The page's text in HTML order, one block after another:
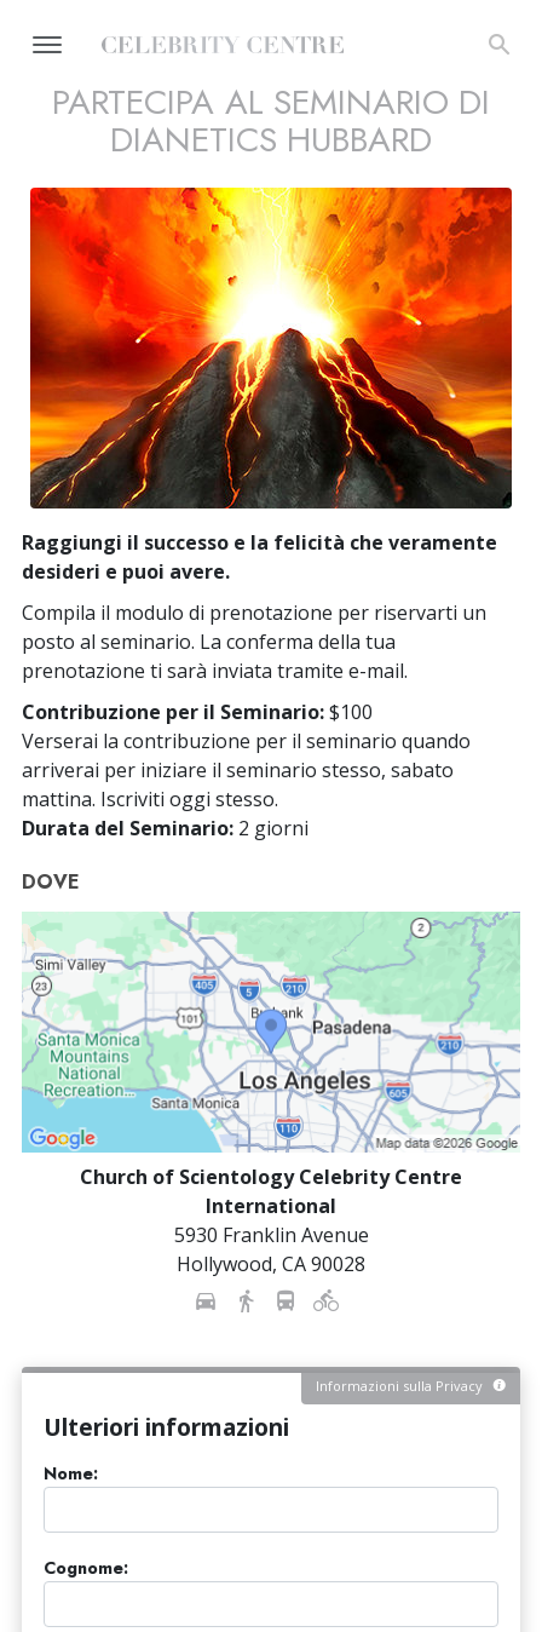
PARTECIPA AL SEMINARIO DI
DIANETICS HUBBARD
Raggiungi il successo e la felicità che veramente
desideri e puoi avere.
Compila il modulo di prenotazione per riservarti un
posto al seminario. La conferma della tua
prenotazione ti sarà inviata tramite e-mail.
Contribuzione per il Seminario:$100
Verserai la contribuzione per il seminario quando
arriverai per iniziare il seminario stesso, sabato
mattina. Iscriviti oggi stesso.
Durata del Seminario: 2 giorni
DOVE
Church of Scientology Celebrity Centre
International
5930 Franklin Avenue
Hollywood, CA90028
Informazioni sulla Privacy
Ulteriori informazioni
Nome:
Cognome: